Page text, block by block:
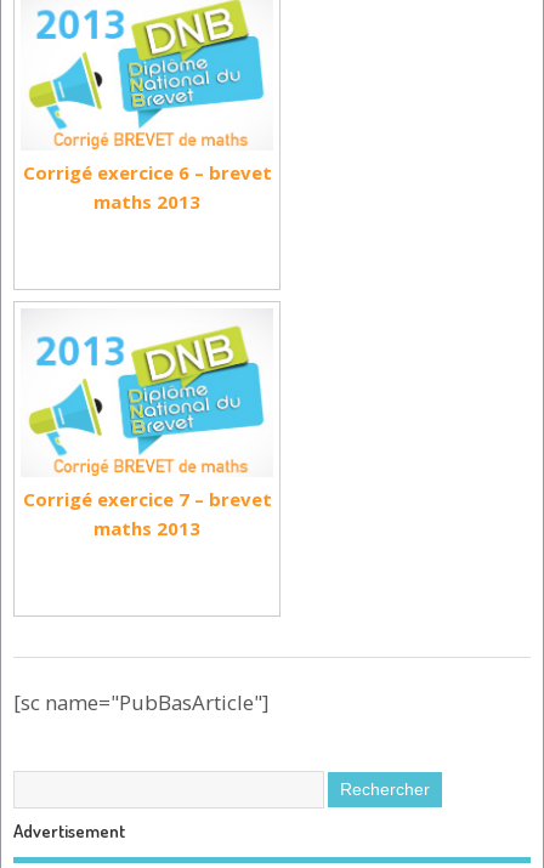
Corrigé exercice 6 – brevet
maths 2013
Corrigé exercice 7 – brevet
maths 2013
[sc name="PubBasArticle"]
Advertisement